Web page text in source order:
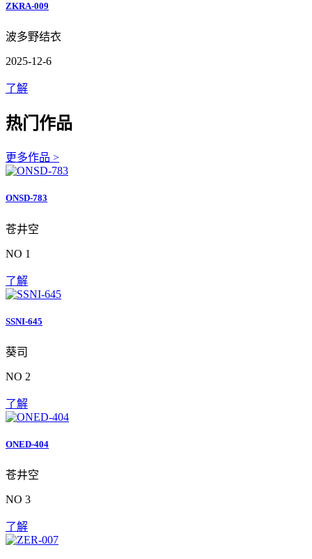
ZKRA-009
波多野结衣
2025-12-6
了解
热门作品
更多作品 >
ONSD-783
苍井空
NO 1
了解
SSNI-645
葵司
NO 2
了解
ONED-404
苍井空
NO 3
了解